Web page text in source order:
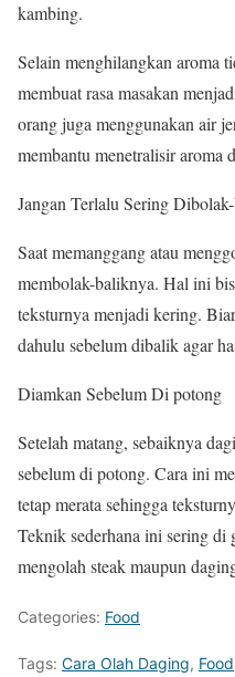
kambing.
Selain menghilangkan aroma
membuat rasa masakan
orang juga menggunakan air
membantu menetralisir aroma
Jangan Terlalu Sering
Saat memanggang atau
membolak-baliknya. Hal ini
teksturnya menjadi kering.
dahulu sebelum dibalik agar
Diamkan Sebelum Di potong
Setelah matang, sebaiknya
sebelum di potong. Cara ini
tetap merata sehingga
Teknik sederhana ini sering di
mengolah steak maupun
Categories: Food
Tags: Cara Olah Daging, Food